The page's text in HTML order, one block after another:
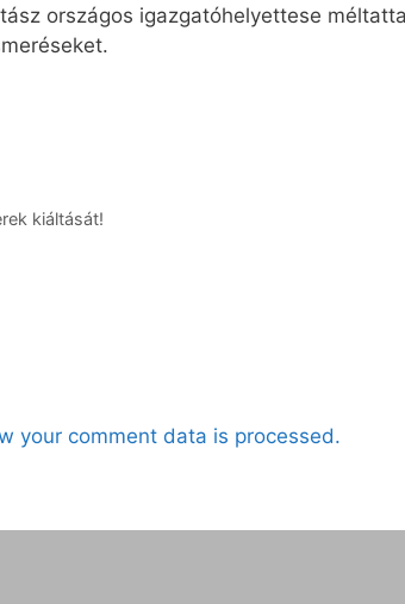
országos igazgatóhelyettese
kiáltását!
your comment data is processed.